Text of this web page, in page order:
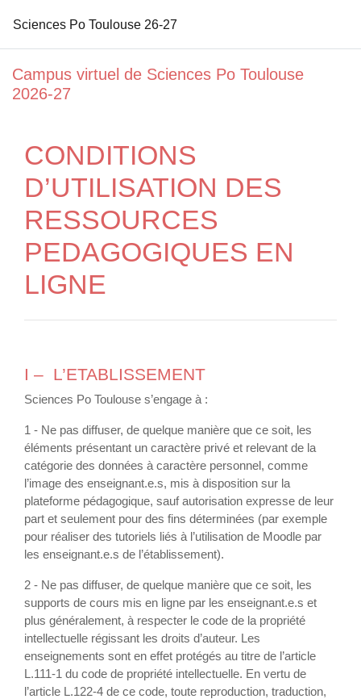
Sciences Po Toulouse 26-27
Campus virtuel de Sciences Po Toulouse
2026-27
CONDITIONS
D’UTILISATION DES
RESSOURCES
PEDAGOGIQUES EN
LIGNE
I – L’ETABLISSEMENT
Sciences Po Toulouse s’engage à :
1 - Ne pas diffuser, de quelque manière que ce soit, les
éléments présentant un caractère privé et relevant de la
catégorie des données à caractère personnel, comme
l’image des enseignant.e.s, mis à disposition sur la
plateforme pédagogique, sauf autorisation expresse de leur
part et seulement pour des fins déterminées (par exemple
pour réaliser des tutoriels liés à l’utilisation de Moodle par
les enseignant.e.s de l’établissement).
2 - Ne pas diffuser, de quelque manière que ce soit, les
supports de cours mis en ligne par les enseignant.e.s et
plus généralement, à respecter le code de la propriété
intellectuelle régissant les droits d’auteur. Les
enseignements sont en effet protégés au titre de l’article
L.111-1 du code de propriété intellectuelle. En vertu de
l’article L.122-4 de ce code, toute reproduction, traduction,